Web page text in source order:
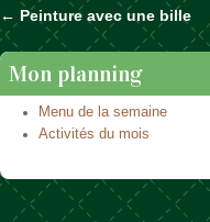
Naviguer dans
← Peinture avec une bille
Mon planning
Menu de la semaine
Activités du mois